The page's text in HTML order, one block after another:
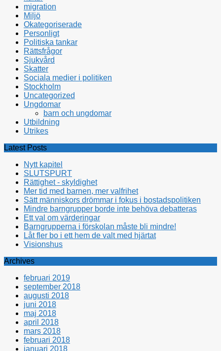
migration
Miljö
Okategoriserade
Personligt
Politiska tankar
Rättsfrågor
Sjukvård
Skatter
Sociala medier i politiken
Stockholm
Uncategorized
Ungdomar
barn och ungdomar
Utbildning
Utrikes
Latest Posts
Nytt kapitel
SLUTSPURT
Rättighet - skyldighet
Mer tid med barnen, mer valfrihet
Sätt människors drömmar i fokus i bostadspolitiken
Mindre barngrupper borde inte behöva debatteras
Ett val om värderingar
Barngrupperna i förskolan måste bli mindre!
Låt fler bo i ett hem de valt med hjärtat
Visionshus
Archives
februari 2019
september 2018
augusti 2018
juni 2018
maj 2018
april 2018
mars 2018
februari 2018
januari 2018